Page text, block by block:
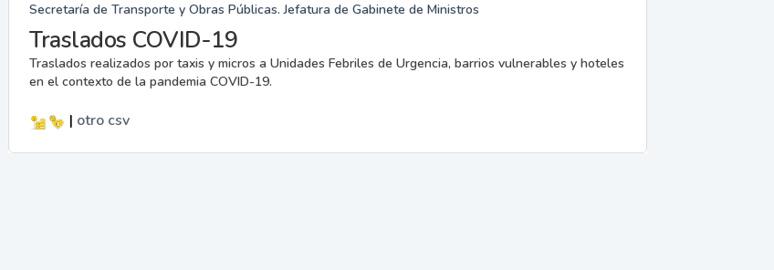
Secretaría de Transporte y Obras Públicas. Jefatura de Gabinete de Ministros
Traslados COVID-19
Traslados realizados por taxis y micros a Unidades Febriles de Urgencia, barrios vulnerables y hoteles
en el contexto de la pandemia COVID-19.
| otro csv